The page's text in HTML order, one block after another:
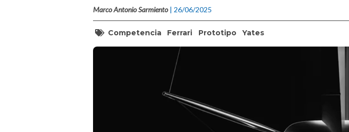
Marco Antonio Sarmiento | 26/06/2025
Competencia Ferrari Prototipo Yates